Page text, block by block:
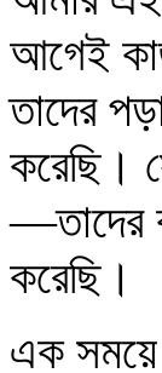
আগেই
তাদের
করেছি।
—তাদের
করেছি।
এক সময়ে